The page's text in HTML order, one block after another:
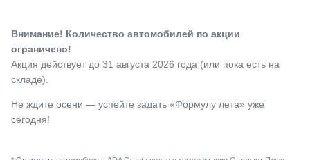
Внимание! Количество автомобилей по акции
ограничено!
Акция действует до 31 августа 2026 года (или пока есть на
складе).
Не ждите осени — успейте задать «Формулу лета» уже
сегодня!